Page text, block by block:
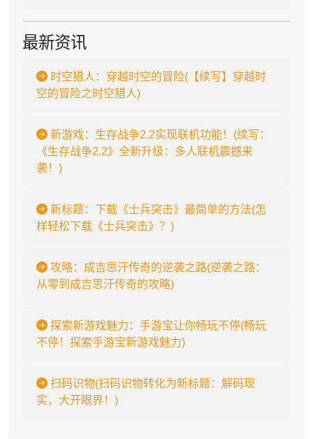
最新资讯
时空猎人：穿越时空的冒险(【续写】穿越时
空的冒险之时空猎人)
新游戏：生存战争2.2实现联机功能！(续写：
《生存战争2.2》全新升级：多人联机震撼来
袭！)
新标题：下载《士兵突击》最简单的方法(怎
样轻松下载《士兵突击》？)
攻略：成吉思汗传奇的逆袭之路(逆袭之路：
从零到成吉思汗传奇的攻略)
探索新游戏魅力：手游宝让你畅玩不停(畅玩
不停！探索手游宝新游戏魅力)
扫码识物(扫码识物转化为新标题：解码现
实，大开眼界！)